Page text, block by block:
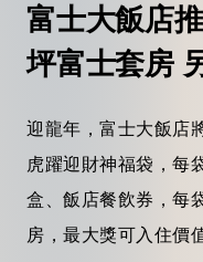
富士大飯店
坪富士套房
迎龍年，富士大飯店
虎躍迎財神福袋，每
盒、飯店餐飲券，每
房，最大獎可入住價